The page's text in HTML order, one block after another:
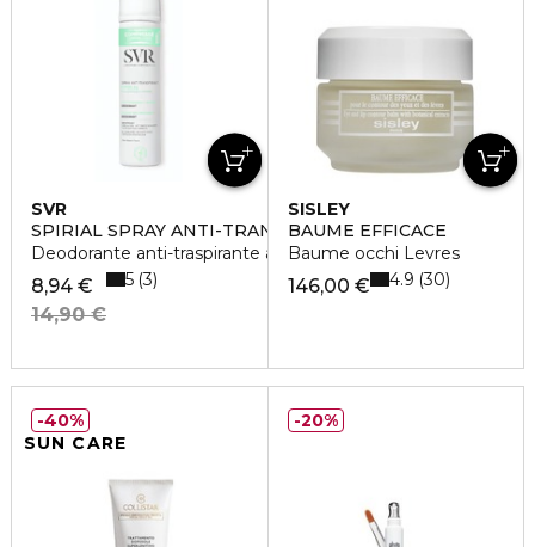
SVR
SPIRIAL SPRAY ANTI-TRANSPIRANT
Deodorante anti-traspirante azione intensa 48h
8,94 €
14,90 €
5 3
SISLEY
BAUME EFFICACE
Baume occhi Levres
146,00 € 4.9 30
SUN CARE
40% 20%